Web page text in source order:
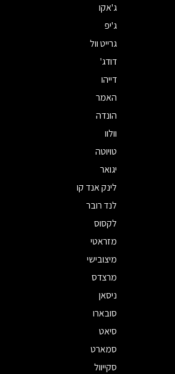
ג'אקו
ג'יפ
גרייט וול
דודג'
דייהו
האמר
הונדה
וולוו
טויוטה
יגואר
לינק אנד קו
לנד רובר
לקסוס
מזראטי
מיצובישי
מרצדס
ניסאן
סובארו
סיאט
סמארט
סקייוול